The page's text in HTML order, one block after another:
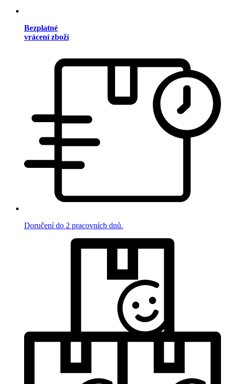
Bezplatné
vrácení zboží
Doručení do 2 pracovních dnů.